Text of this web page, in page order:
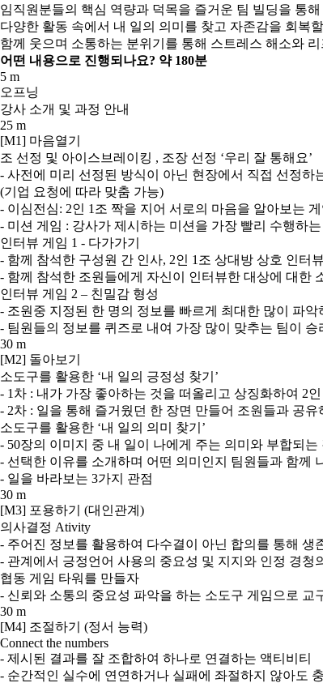
임직원분들의 핵심 역량과 덕목을 즐거운 팀 빌딩을 통
다양한 활동 속에서 내 일의 의미를 찾고 자존감을 회복
함께 웃으며 소통하는 분위기를 통해 스트레스 해소와
어떤 내용으로 진행되나요? 약 180분
5 m
오프닝
강사 소개 및 과정 안내
25 m
[M1] 마음열기
조 선정 및 아이스브레이킹 , 조장 선정 ‘우리 잘 통해요’
- 사전에 미리 선정된 방식이 아닌 현장에서 직접 선정하
(기업 요청에 따라 맞춤 가능)
- 이심전심: 2인 1조 짝을 지어 서로의 마음을 알아보는 게
- 미션 게임 : 강사가 제시하는 미션을 가장 빨리 수행하는
인터뷰 게임 1 - 다가가기
- 함께 참석한 구성원 간 인사, 2인 1조 상대방 상호 인터뷰
- 함께 참석한 조원들에게 자신이 인터뷰한 대상에 대한
인터뷰 게임 2 – 친밀감 형성
- 조원중 지정된 한 명의 정보를 빠르게 최대한 많이 파악
- 팀원들의 정보를 퀴즈로 내여 가장 많이 맞추는 팀이 승
30 m
[M2] 돌아보기
소도구를 활용한 ‘내 일의 긍정성 찾기’
- 1차 : 내가 가장 좋아하는 것을 떠올리고 상징화하여 2인
- 2차 : 일을 통해 즐거웠던 한 장면 만들어 조원들과 공유
소도구를 활용한 ‘내 일의 의미 찾기’
- 50장의 이미지 중 내 일이 나에게 주는 의미와 부합되는
- 선택한 이유를 소개하며 어떤 의미인지 팀원들과 함께
- 일을 바라보는 3가지 관점
30 m
[M3] 포용하기 (대인관계)
의사결정 Ativity
- 주어진 정보를 활용하여 다수결이 아닌 합의를 통해 생
- 관계에서 긍정언어 사용의 중요성 및 지지와 인정 경청
협동 게임 타워를 만들자
- 신뢰와 소통의 중요성 파악을 하는 소도구 게임으로 교
30 m
[M4] 조절하기 (정서 능력)
Connect the numbers
- 제시된 결과를 잘 조합하여 하나로 연결하는 액티비티
- 순간적인 실수에 연연하거나 실패에 좌절하지 않아도